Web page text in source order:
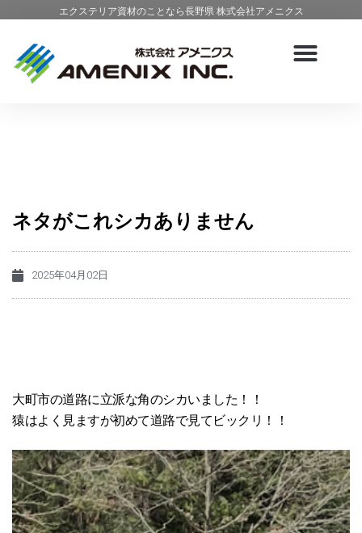
エクステリア資材のことなら長野県 株式会社アメニクス
ネタがこれシカありません
2025年04月02日
大町市の道路に立派な角のシカいました！！
猿はよく見ますが初めて道路で見てビックリ！！